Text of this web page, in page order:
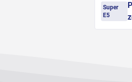
Super
E5